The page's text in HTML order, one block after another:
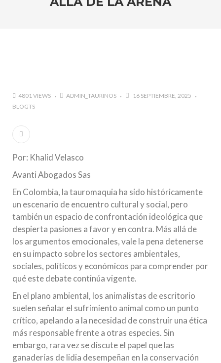
4801 VIEWS ADMIN_TAURINOS
16 SEPTIEMBRE, 2025
BLOGTS
Por: Khalid Velasco
Avanti Abogados Sas
En Colombia, la tauromaquia ha sido históricamente
un escenario de encuentro cultural y social, pero
también un espacio de confrontación ideológica que
despierta pasiones a favor y en contra. Más allá de
los argumentos emocionales, vale la pena detenerse
en su impacto sobre los sectores ambientales,
sociales, políticos y económicos para comprender por
qué este debate continúa vigente.
En el plano ambiental, los animalistas de escritorio
suelen señalar el sufrimiento animal como un punto
crítico, apelando a la necesidad de construir una ética
más responsable frente a otras especies. Sin
embargo, rara vez se discute el papel que las
ganaderías de lidia desempeñan en la conservación